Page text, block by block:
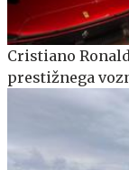
Cristiano
prestižnega